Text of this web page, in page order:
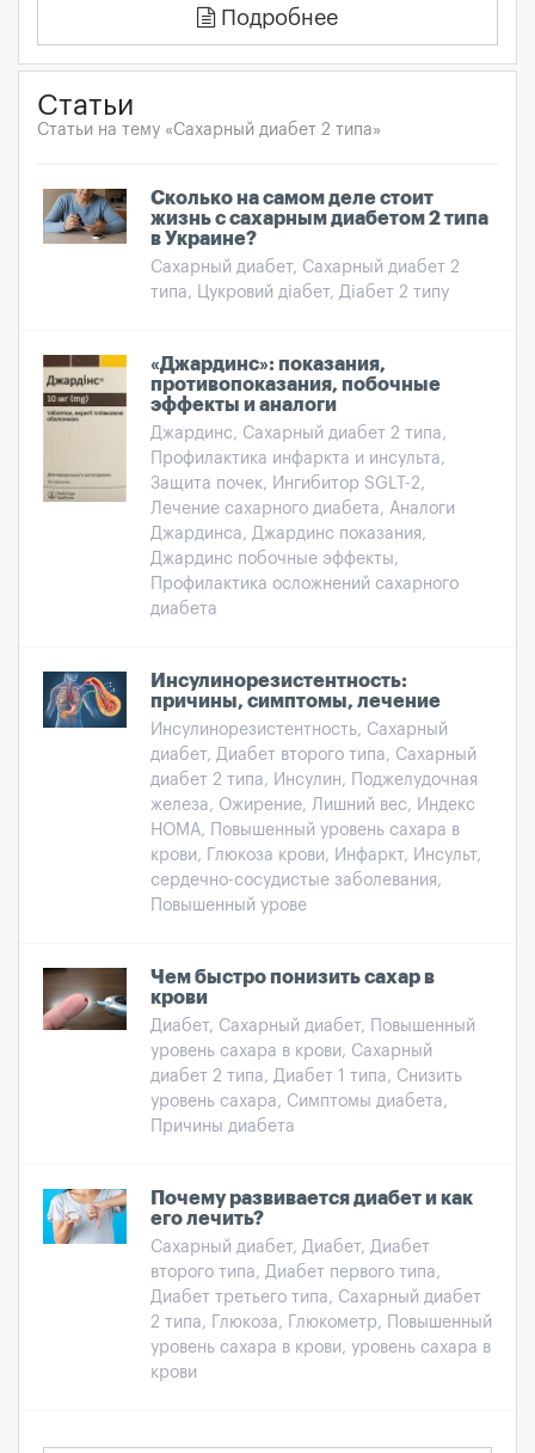
Подробнее
Статьи
Статьи на тему «Сахарный диабет 2 типа»
Сколько на самом деле стоит
жизнь с сахарным диабетом 2 типа
в Украине?
Сахарный диабет, Сахарный диабет 2
типа, Цукровий діабет, Діабет 2 типу
«Джардинс»: показания,
противопоказания, побочные
эффекты и аналоги
Джардинс, Сахарный диабет 2 типа,
Профилактика инфаркта и инсульта,
Защита почек, Ингибитор SGLT-2,
Лечение сахарного диабета, Аналоги
Джардинса, Джардинс показания,
Джардинс побочные эффекты,
Профилактика осложнений сахарного
диабета
Инсулинорезистентность:
причины, симптомы, лечение
Инсулинорезистентность, Сахарный
диабет, Диабет второго типа, Сахарный
диабет 2 типа, Инсулин, Поджелудочная
железа, Ожирение, Лишний вес, Индекс
НОМА, Повышенный уровень сахара в
крови, Глюкоза крови, Инфаркт, Инсульт,
сердечно-сосудистые заболевания,
Повышенный урове
Чем быстро понизить сахар в
крови
Диабет, Сахарный диабет, Повышенный
уровень сахара в крови, Сахарный
диабет 2 типа, Диабет 1 типа, Снизить
уровень сахара, Симптомы диабета,
Причины диабета
Почему развивается диабет и как
его лечить?
Сахарный диабет, Диабет, Диабет
второго типа, Диабет первого типа,
Диабет третьего типа, Сахарный диабет
2 типа, Глюкоза, Глюкометр, Повышенный
уровень сахара в крови, уровень сахара в
крови